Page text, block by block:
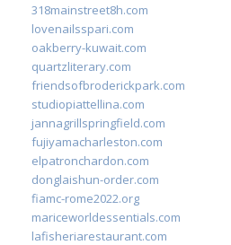
318mainstreet8h.com
lovenailsspari.com
oakberry-kuwait.com
quartzliterary.com
friendsofbroderickpark.com
studiopiattellina.com
jannagrillspringfield.com
fujiyamacharleston.com
elpatronchardon.com
donglaishun-order.com
fiamc-rome2022.org
mariceworldessentials.com
lafisheriarestaurant.com